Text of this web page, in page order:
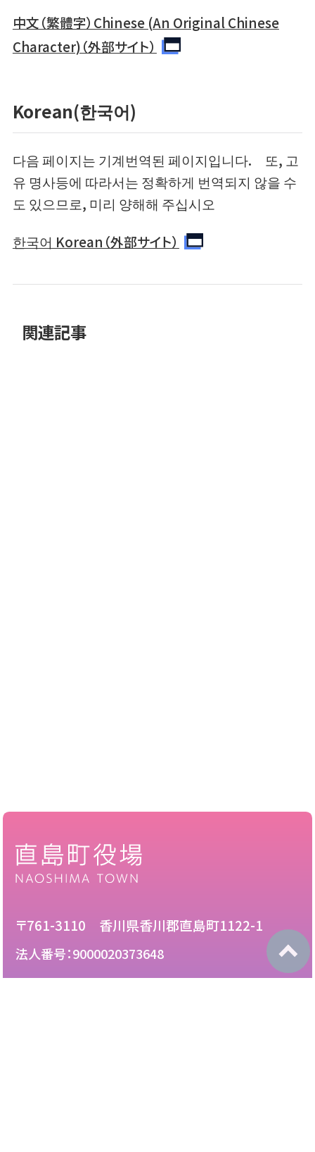
中文（繁體字）Chinese (An Original Chinese
Character)（外部サイト）
Korean(한국어)
다음 페이지는 기계번역된 페이지입니다. 또, 고
유 명사등에 따라서는 정확하게 번역되지 않을 수
도 있으므로, 미리 양해해 주십시오
한국어 Korean（外部サイト）
関連記事
〒761-3110 香川県香川郡直島町1122-1
法人番号：9000020373648